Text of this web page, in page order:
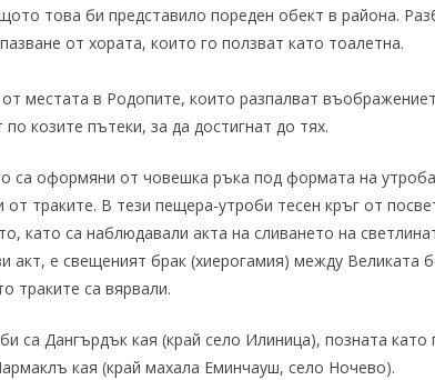
това би представило пореден обект в района.
от хората, които го ползват като тоалетна.
местата в Родопите, които разпалват
козите пътеки, за да достигнат до тях.
са оформяни от човешка ръка под формата на
от траките. В тези пещера-утроби тесен кръг от
като са наблюдавали акта на сливането на
акт, е свещеният брак (хиерогамия) между Великата
траките са вярвали.
са Дангърдък кая (край село Илиница), позната
кая (край махала Еминчауш, село Ночево).